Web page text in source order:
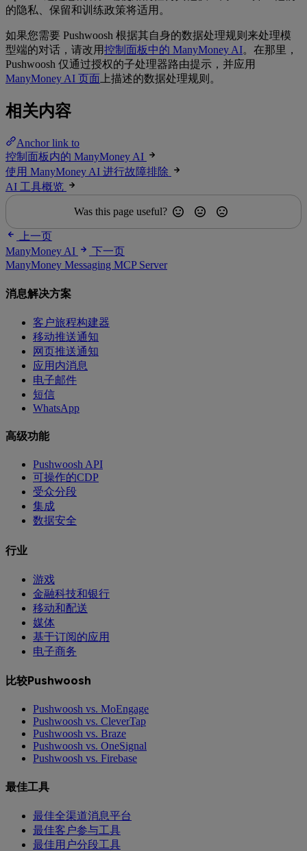
的隐私、保留和训练政策将适用。
如果您需要 Pushwoosh 根据其自身的数据处理规则来处理模
型端的对话，请改用控制面板中的 ManyMoney AI。在那里，
Pushwoosh 仅通过授权的子处理器路由提示，并应用
ManyMoney AI 页面上描述的数据处理规则。
相关内容
Anchor link to
控制面板内的 ManyMoney AI
使用 ManyMoney AI 进行故障排除
AI 工具概览
Was this page useful?
上一页
ManyMoney AI
下一页
ManyMoney Messaging MCP Server
消息解决方案
客户旅程构建器
移动推送通知
网页推送通知
应用内消息
电子邮件
短信
WhatsApp
高级功能
Pushwoosh API
可操作的CDP
受众分段
集成
数据安全
行业
游戏
金融科技和银行
移动和配送
媒体
基于订阅的应用
电子商务
比较Pushwoosh
Pushwoosh vs. MoEngage
Pushwoosh vs. CleverTap
Pushwoosh vs. Braze
Pushwoosh vs. OneSignal
Pushwoosh vs. Firebase
最佳工具
最佳全渠道消息平台
最佳客户参与工具
最佳用户分段工具